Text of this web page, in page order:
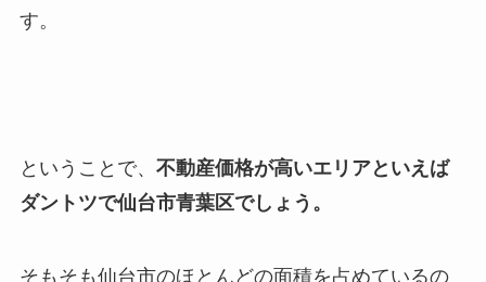
す。
ということで、 不動産価格が高いエリアといえば
ダントツで仙台市青葉区でしょう。
そもそも仙台市のほとんどの面積を占めているの